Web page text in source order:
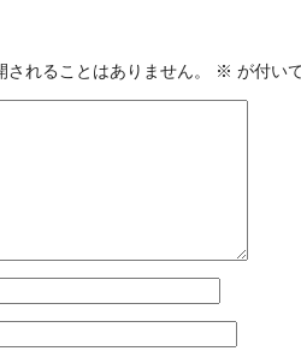
れることはありません。 ※ が付い